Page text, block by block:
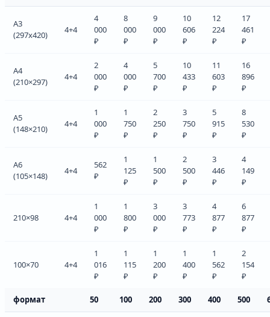
А3
(297x420)
4+4
4
000
₽
8
000
₽
9
000
₽
10
606
₽
12
224
₽
17
461
₽
А4
(210×297)
4+4
2
000
₽
4
000
₽
5
700
₽
10
433
₽
11
603
₽
16
896
₽
А5
(148×210)
4+4
1
000
₽
1
750
₽
2
250
₽
3
750
₽
5
915
₽
8
530
₽
А6
(105×148)
4+4
562
₽
1
125
₽
1
500
₽
2
500
₽
3
446
₽
4
149
₽
210×98 4+4
1
000
₽
1
800
₽
3
000
₽
3
773
₽
4
877
₽
6
877
₽
100×70 4+4
1
016
₽
1
115
₽
1
200
₽
1
400
₽
1
562
₽
2
154
₽
формат 50 100 200 300 400 500